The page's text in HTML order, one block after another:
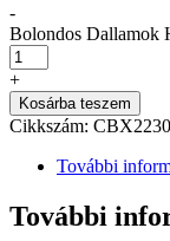
-
Bolondos Dallamok
+
Kosárba teszem
Cikkszám:
További
További